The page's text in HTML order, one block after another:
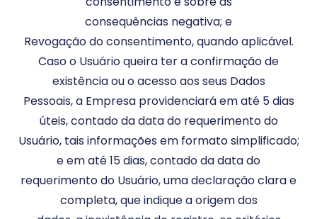
consequências negativa; e
Revogação do consentimento, quando aplicável.
Caso o Usuário queira ter a confirmação de
existência ou o acesso aos seus Dados
Pessoais, a Empresa providenciará em até 5 dias
úteis, contado da data do requerimento do
Usuário, tais informações em formato simplificado;
e em até 15 dias, contado da data do
requerimento do Usuário, uma declaração clara e
completa, que indique a origem dos